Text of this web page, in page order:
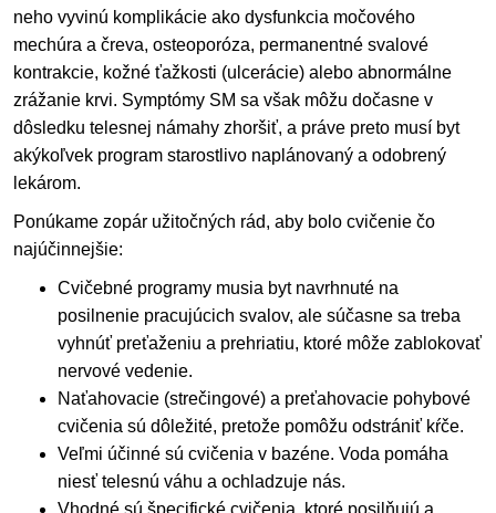
neho vyvinú komplikácie ako dysfunkcia močového
mechúra a čreva, osteoporóza, permanentné svalové
kontrakcie, kožné ťažkosti (ulcerácie) alebo abnormálne
zrážanie krvi. Symptómy SM sa však môžu dočasne v
dôsledku telesnej námahy zhoršiť, a práve preto musí byt
akýkoľvek program starostlivo naplánovaný a odobrený
lekárom.
Ponúkame zopár užitočných rád, aby bolo cvičenie čo
najúčinnejšie:
Cvičebné programy musia byt navrhnuté na
posilnenie pracujúcich svalov, ale súčasne sa treba
vyhnúť preťaženiu a prehriatiu, ktoré môže zablokovať
nervové vedenie.
Naťahovacie (strečingové) a preťahovacie pohybové
cvičenia sú dôležité, pretože pomôžu odstrániť kŕče.
Veľmi účinné sú cvičenia v bazéne. Voda pomáha
niesť telesnú váhu a ochladzuje nás.
Vhodné sú špecifické cvičenia, ktoré posilňujú a